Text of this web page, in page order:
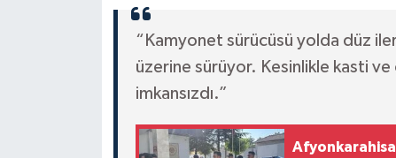
“Kamyonet sürücüsü yolda düz
üzerine sürüyor. Kesinlikle kasti
imkansızdı.”